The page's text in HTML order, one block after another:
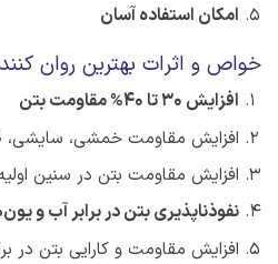
امکان استفاده آسان
خواص و اثرات بهترین روان‌
افزایش 30 تا 40% مقاومت بتن
افزایش مقاومت خمشی، سایشی،
افزایش مقاومت بتن در سنین
نفوذناپذیری بتن در برابر آب و
افزایش مقاومت و کارایی بتن در